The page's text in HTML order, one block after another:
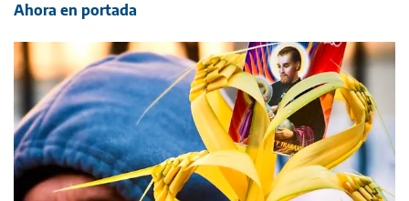
Ahora en portada